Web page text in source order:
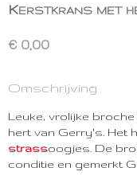
Kerstkrans met
€ 0,00
Omschrijving
Leuke, vrolijke
hert van Gerry's. Het
strassoogjes. De
conditie en gemerkt